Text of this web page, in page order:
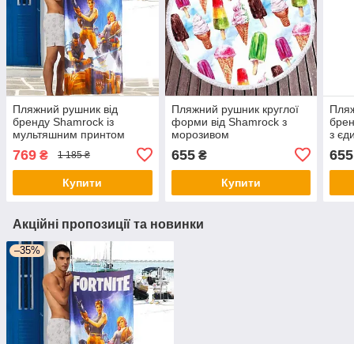
Пляжний рушник від
бренду Shamrock із
мультяшним принтом
769 ₴ 1 185 ₴
Купити
Пляжний рушник круглої
форми від Shamrock з
морозивом
655₴
Купити
з
655
Акційні пропозиції та новинки
–35%